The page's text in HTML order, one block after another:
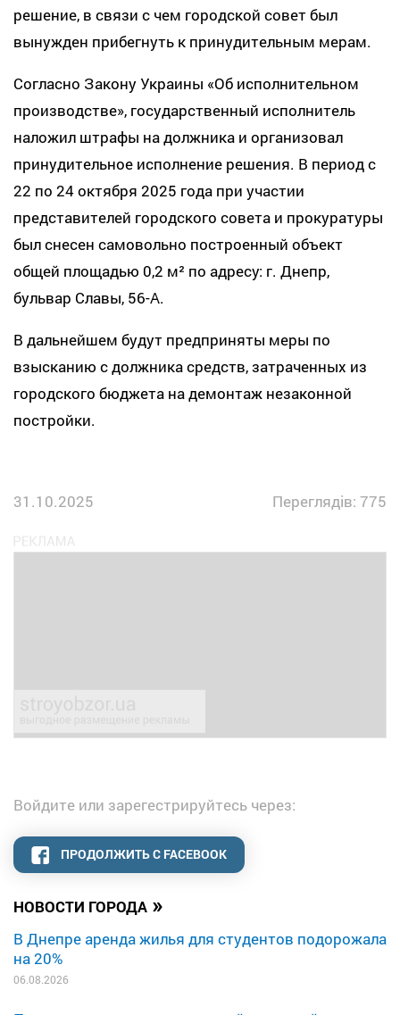
НОВОСТИ ГОРОДА »
В Днепре аренда жилья для студентов подорожала
на 20%
06.08.2026
решение, в связи с чем городской совет был
вынужден прибегнуть к принудительным мерам.
Согласно Закону Украины «Об исполнительном
производстве», государственный исполнитель
наложил штрафы на должника и организовал
принудительное исполнение решения. В период с
22 по 24 октября 2025 года при участии
представителей городского совета и прокуратуры
был снесен самовольно построенный объект
общей площадью 0,2 м² по адресу: г. Днепр,
бульвар Славы, 56-А.
В дальнейшем будут предприняты меры по
взысканию с должника средств, затраченных из
городского бюджета на демонтаж незаконной
постройки.
31.10.2025 Переглядів: 775
Войдите или зарегестрируйтесь через:
ПРОДОЛЖИТЬ С FACEBOOK